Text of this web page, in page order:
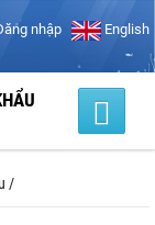
nhập English
/